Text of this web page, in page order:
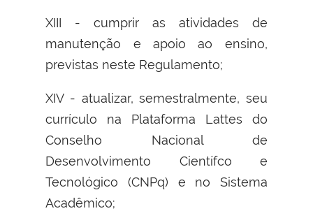
XIII - cumprir as atividades de
manutenção e apoio ao ensino,
previstas neste Regulamento;
XIV - atualizar, semestralmente, seu
currículo na Plataforma Lattes do
Conselho Nacional de
Desenvolvimento Científco e
Tecnológico (CNPq) e no Sistema
Acadêmico;